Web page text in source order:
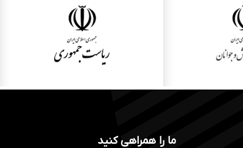
ما را همراهی کنید